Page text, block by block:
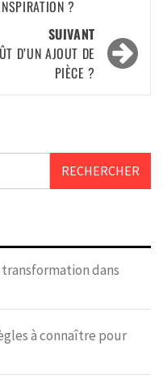
?
SUIVANT
D’UN AJOUT DE
PIÈCE ?
transformation dans
à connaître pour